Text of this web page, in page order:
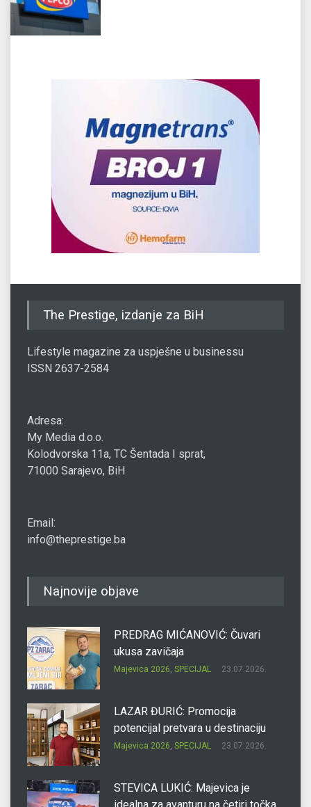
The Prestige, izdanje za BiH
Lifestyle magazine za uspješne u businessu
ISSN 2637-2584
Adresa:
My Media d.o.o.
Kolodvorska 11a, TC Šentada I sprat,
71000 Sarajevo, BiH
Email:
info@theprestige.ba
Najnovije objave
PREDRAG MIĆANOVIĆ: Čuvari
ukusa zavičaja
Majevica 2026, SPECIJAL 23.07.2026.
LAZAR ĐURIĆ: Promocija
potencijal pretvara u destinaciju
Majevica 2026, SPECIJAL 23.07.2026.
STEVICA LUKIĆ: Majevica je